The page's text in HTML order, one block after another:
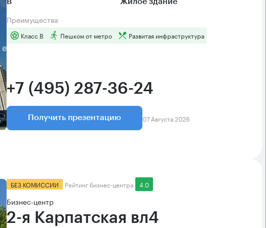
Преимущества
Класс B Пешком от метро Развитая инфраструктура
+7 (495) 287-36-24
Получить презентацию 07 Августа 2026
БЕЗ КОМИССИИ Рейтинг бизнес-центра 4.0
Бизнес-центр
2-я Карпатская вл4